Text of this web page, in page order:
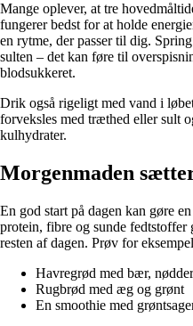
Mange oplever, at tre
fungerer bedst for at holde
en rytme, der passer til dig.
sulten – det kan føre til
blodsukkeret.
Drik også rigeligt med vand i
forveksles med træthed eller sult
kulhydrater.
Morgenmaden
En god start på dagen kan gøre
protein, fibre og sunde
resten af dagen. Prøv for
Havregrød med bær,
Rugbrød med æg og grønt
En smoothie med